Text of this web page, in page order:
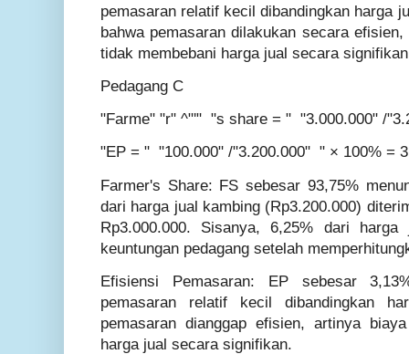
pemasaran relatif kecil dibandingkan harga
bahwa pemasaran dilakukan secara
tidak membebani harga jual secara
Pedagang C
"Farme" "r" ^"'" "s share = " "3.000.000" /
"EP = " "100.000" /"3.200.000" " × 100% =
Farmer's Share: FS sebesar 93,75%
dari harga jual kambing (Rp3.200.000)
Rp3.000.000. Sisanya, 6,25% dari
keuntungan pedagang setelah
Efisiensi Pemasaran: EP sebesar
pemasaran relatif kecil dibandingkan
pemasaran dianggap efisien, artinya
harga jual secara signifikan.